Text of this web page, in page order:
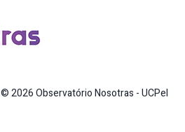
© 2026 Observatório Nosotras - UCPel